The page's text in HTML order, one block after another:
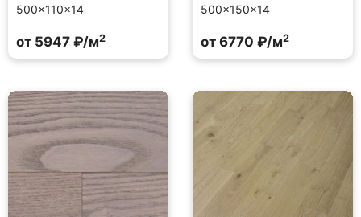
500×110×14
от 5947 ₽/м2
500×150×14
от 6770 ₽/м2